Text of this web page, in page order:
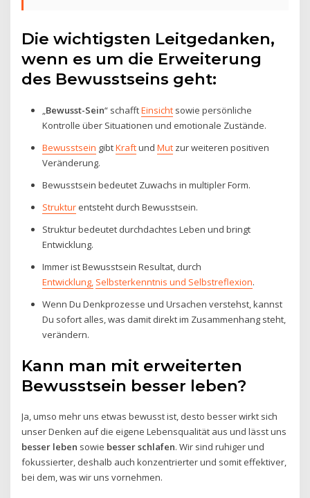
Die wichtigsten Leitgedanken,
wenn es um die Erweiterung
des Bewusstseins geht:
Bewusst-Sein“ schafftEinsichtsowie persönliche
Kontrolle über Situationen und emotionale Zustände.
Bewusstsein gibtKraftund Mutzur weiteren positiven
Veränderung.
Bewusstsein bedeutet Zuwachs in multipler Form.
Strukturentsteht durch Bewusstsein.
Struktur bedeutet durchdachtes Leben und bringt
Entwicklung.
Immer ist Bewusstsein Resultat, durch
Entwicklung, Selbsterkenntnis und Selbstreflexion.
Wenn Du Denkprozesse und Ursachen verstehst, kannst
Du sofort alles, was damit direkt im Zusammenhang steht,
verändern.
Kann man mit erweiterten
Bewusstsein besser leben?
Ja, umso mehr uns etwas bewusst ist, desto besser wirkt sich
unser Denken auf die eigene Lebensqualität aus und lässt uns
besser leben sowie besser schlafen. Wir sind ruhiger und
fokussierter, deshalb auch konzentrierter und somit effektiver,
bei dem, was wir uns vornehmen.